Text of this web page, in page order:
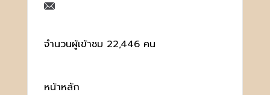
จำนวนผู้เข้าชม 22,446 คน
หน้าหลัก